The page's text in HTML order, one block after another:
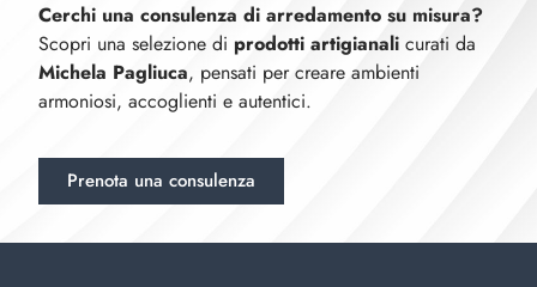
Cerchi una consulenza di arredamento su misura?
Scopri una selezione di prodotti artigianali curati da
Michela Pagliuca, pensati per creare ambienti
armoniosi, accoglienti e autentici.
Prenota una consulenza